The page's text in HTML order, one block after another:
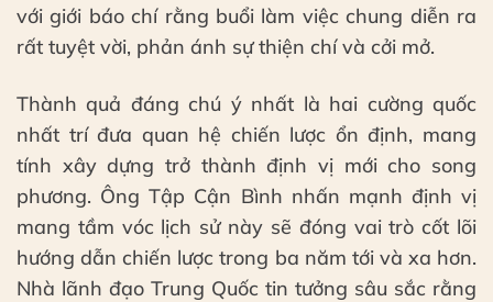
với giới báo chí rằng buổi làm việc chung diễn ra
rất tuyệt vời, phản ánh sự thiện chí và cởi mở.
Thành quả đáng chú ý nhất là hai cường quốc
nhất trí đưa quan hệ chiến lược ổn định, mang
tính xây dựng trở thành định vị mới cho song
phương. Ông Tập Cận Bình nhấn mạnh định vị
mang tầm vóc lịch sử này sẽ đóng vai trò cốt lõi
hướng dẫn chiến lược trong ba năm tới và xa hơn.
Nhà lãnh đạo Trung Quốc tin tưởng sâu sắc rằng